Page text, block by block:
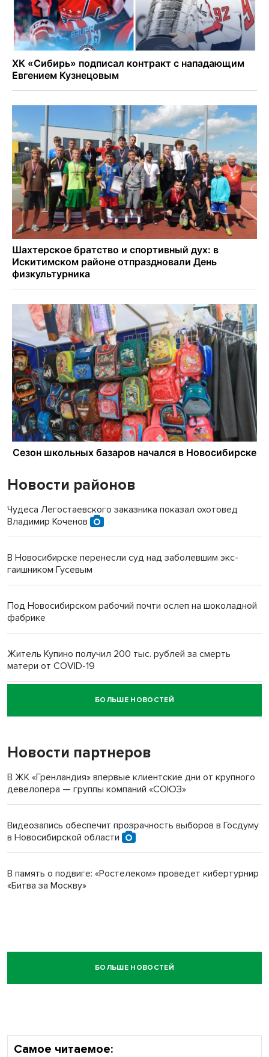
Новости районов
Чудеса Легостаевского заказника показал охотовед
Владимир Коченов
В Новосибирске перенесли суд над заболевшим экс-
гаишником Гусевым
Под Новосибирском рабочий почти ослеп на шоколадной
фабрике
Житель Купино получил 200 тыс. рублей за смерть
матери от COVID-19
Новосибирский суд наказал водителя за смерть
пенсионерки на вокзале
БОЛЬШЕ НОВОСТЕЙ
Новости партнеров
В ЖК «Гренландия» впервые клиентские дни от крупного
девелопера — группы компаний «СОЮЗ»
Видеозапись обеспечит прозрачность выборов в Госдуму
в Новосибирской области
В память о подвиге: «Ростелеком» проведет кибертурнир
«Битва за Москву»
БОЛЬШЕ НОВОСТЕЙ
Самое читаемое: